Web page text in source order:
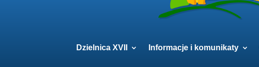
Dzielnica XVII Informacje i komunikaty